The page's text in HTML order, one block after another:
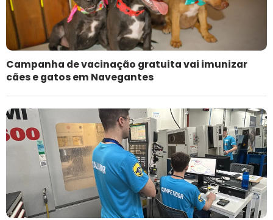
Campanha de vacinação gratuita vai imunizar
cães e gatos em Navegantes